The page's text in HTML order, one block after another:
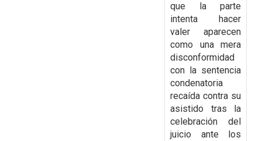
que la parte
intenta hacer
valer aparecen
como una mera
disconformidad
con la sentencia
condenatoria
recaída contra su
asistido tras la
celebración del
juicio ante los